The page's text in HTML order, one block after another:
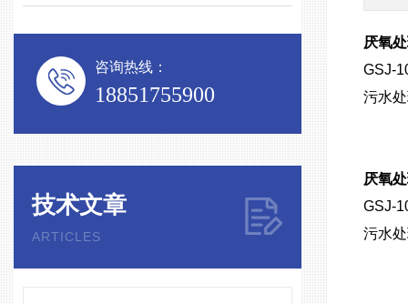
咨询热线：
18851755900
技术文章
ARTICLES
厌氧
GSJ-
污水
厌氧
GSJ-
污水